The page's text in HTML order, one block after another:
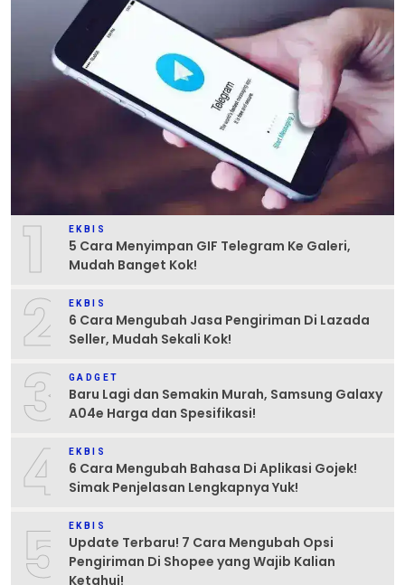
1 EKBIS
5 Cara Menyimpan GIF Telegram Ke Galeri,
Mudah Banget Kok!
2 EKBIS
6 Cara Mengubah Jasa Pengiriman Di Lazada
Seller, Mudah Sekali Kok!
3 GADGET
Baru Lagi dan Semakin Murah, Samsung Galaxy
A04e Harga dan Spesifikasi!
4 EKBIS
6 Cara Mengubah Bahasa Di Aplikasi Gojek!
Simak Penjelasan Lengkapnya Yuk!
5 EKBIS
Update Terbaru! 7 Cara Mengubah Opsi
Pengiriman Di Shopee yang Wajib Kalian
Ketahui!